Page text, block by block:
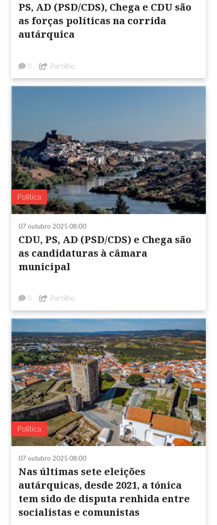
PS, AD (PSD/CDS), Chega e CDU são
as forças políticas na corrida
autárquica
0 Partilhe
Política
07 outubro 2025 08:00
CDU, PS, AD (PSD/CDS) e Chega são
as candidaturas à câmara
municipal
0 Partilhe
Política
07 outubro 2025 08:00
Nas últimas sete eleições
autárquicas, desde 2021, a tónica
tem sido de disputa renhida entre
socialistas e comunistas